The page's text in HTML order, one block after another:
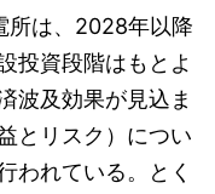
は、2028年以降
投資段階はもとよ
波及効果が見込ま
とリスク）につい
われている。とく